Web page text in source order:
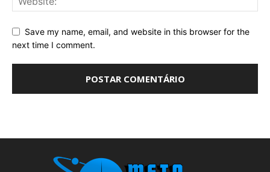
Save my name, email, and website in this browser for the
next time I comment.